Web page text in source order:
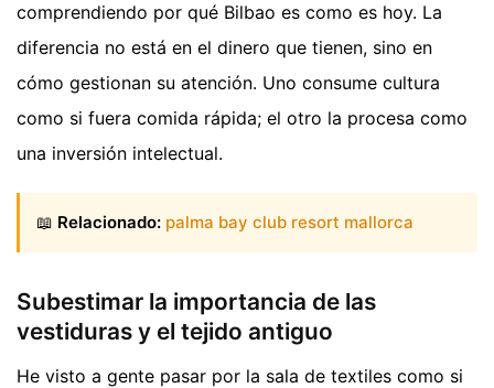
comprendiendo por qué Bilbao es como es hoy. La
diferencia no está en el dinero que tienen, sino en
cómo gestionan su atención. Uno consume cultura
como si fuera comida rápida; el otro la procesa como
una inversión intelectual.
📖 Relacionado: palma bay club resort mallorca
Subestimar la importancia de las
vestiduras y el tejido antiguo
He visto a gente pasar por la sala de textiles como si